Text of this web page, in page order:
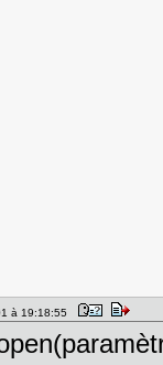
à 19:18:55